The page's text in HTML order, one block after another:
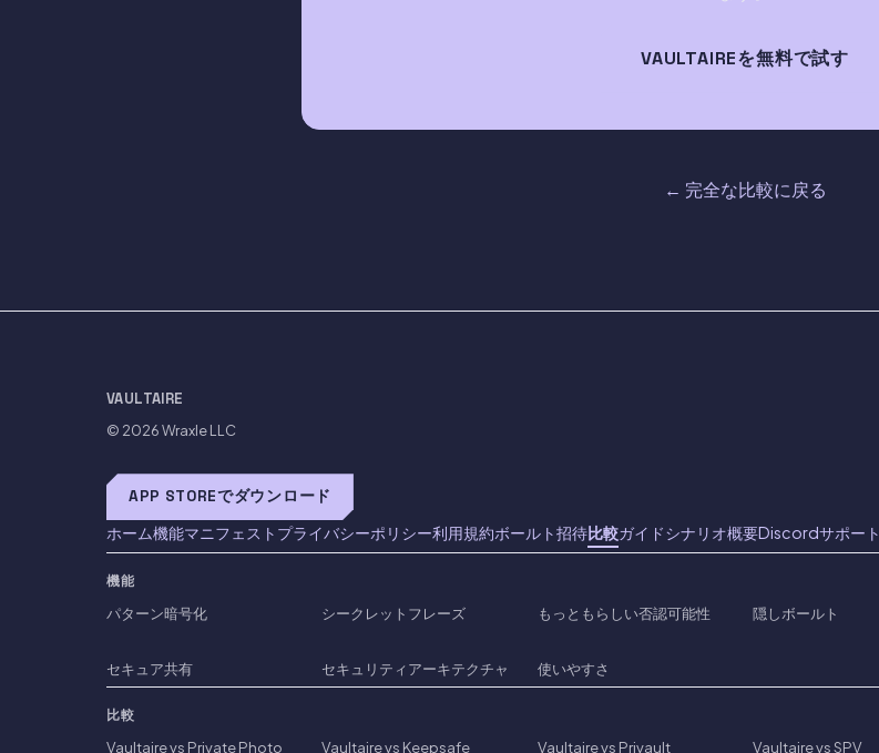
VAULTAIREを無料で試す
← 完全な比較に戻る
VAULTAIRE
© 2026Wraxle LLC
APP STOREでダウンロード
ホーム機能マニフェスト プライバシーポリシー利用規約ボールト招待比較ガイドシナリオ概要Discordサポート
機能
パターン暗号化 シークレットフレーズ もっともらしい否認可能性 隠しボールト
セキュア共有
セキュリティアーキテクチャ 使いやすさ
比較
Vaultaire vs Private Photo Vaultaire vs Keepsafe Vaultaire vs Privault Vaultaire vs SPV